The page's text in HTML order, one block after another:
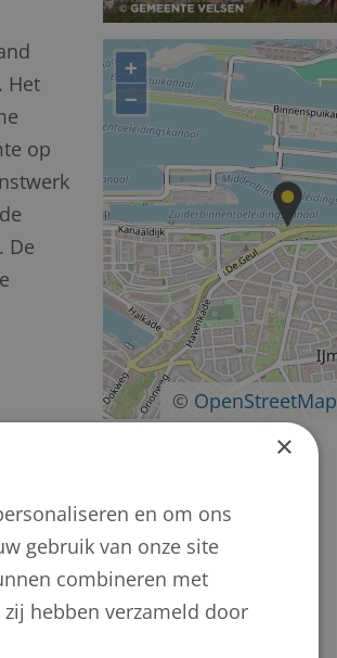
Het
op
De
+
−
© OpenStreetMap
×
en om ons
gebruik van onze site
combineren met
hebben verzameld door